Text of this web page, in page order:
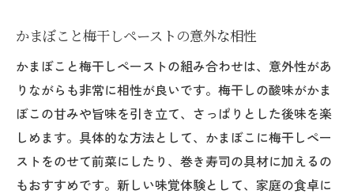
かまぼこと梅干しペーストの意外な相性
かまぼこと梅干しペーストの組み合わせは、意外性があ
りながらも非常に相性が良いです。梅干しの酸味がかま
ぼこの甘みや旨味を引き立て、さっぱりとした後味を楽
しめます。具体的な方法として、かまぼこに梅干しペー
ストをのせて前菜にしたり、巻き寿司の具材に加えるの
もおすすめです。新しい味覚体験として、家庭の食卓に